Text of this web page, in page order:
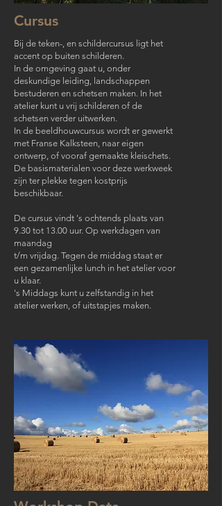
Cursus
Bij de teken-, en schildercursus ligt het
accent op buiten schilderen.
In de omgeving gaat u, onder
deskundige leiding, landschappen
bestuderen en schetsen maken. In het
atelier kunt u vrij schilderen of de
schetsen verder uitwerken.
In de beeldhouwcursus wordt er gewerkt
met Franse Kalksteen, naar eigen
ontwerp, of vooraf gemaakte kleischets.
De basismaterialen voor deze werkweek
zijn ter plekke tegen kostprijs
beschikbaar.
De cursus vindt 's ochtends plaats van
9.30 tot 13.00 uur. Op werkdagen van
maandag
t/m vrijdag. Tegen de middag staat er
een gezamenlijke lunch in het atelier voor
u klaar.
's Middags kunt u zelfstandig in het
atelier werken, of uitstapjes maken.